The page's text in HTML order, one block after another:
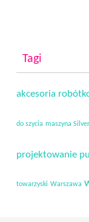
Tagi
akcesoria
do szycia maszyna
projektowanie
towarzyski Warszawa